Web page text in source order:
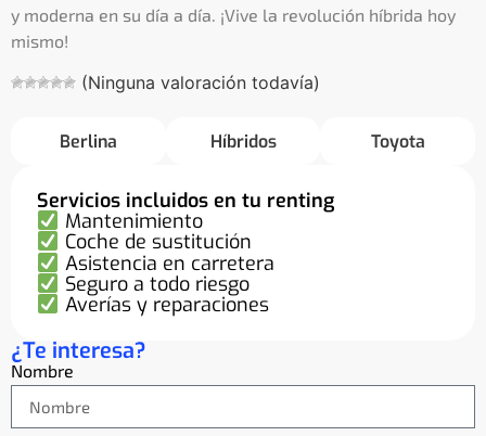
y moderna en su día a día. ¡Vive la revolución híbrida hoy
mismo!
(Ninguna valoración todavía)
Berlina Híbridos Toyota
Servicios incluidos en tu renting
Mantenimiento
Coche de sustitución
Asistencia en carretera
Seguro a todo riesgo
Averías y reparaciones
¿Te interesa?
Nombre